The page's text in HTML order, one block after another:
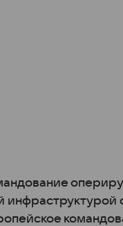
инфраструктурой